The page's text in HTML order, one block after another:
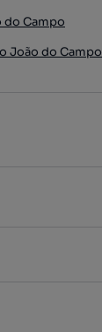
do Campo
João do Campo